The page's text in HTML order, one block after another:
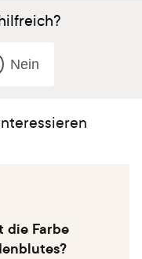
summary of
staging reproductive
Menopausal Health
Published
Nein
die Farbe